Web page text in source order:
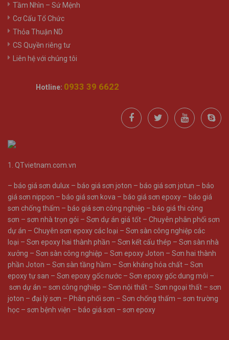
Tầm Nhìn – Sứ Mệnh
Cơ Cấu Tổ Chức
Thỏa Thuận ND
CS Quyền riêng tư
Liên hệ với chúng tôi
Hotline: 0933 39 6622
1. QTvietnam.com.vn
– báo giá sơn dulux – báo giá sơn joton – báo giá sơn jotun – báo
giá sơn nippon – báo giá sơn kova – báo giá sơn epoxy – báo giá
sơn chống thấm – báo giá sơn công nghiệp – báo giá thi công
sơn – sơn nhà trọn gói – Sơn dự án giá tốt – Chuyên phân phối sơn
dự án – Chuyên sơn epoxy các loại – Sơn sàn công nghiệp các
loại – Sơn epoxy hai thành phần – Sơn kết cấu thép – Sơn sàn nhà
xưởng – Sơn sàn công nghiệp – Sơn epoxy Joton – Sơn hai thành
phần Joton – Sơn sàn tầng hầm – Sơn kháng hóa chất – Sơn
epoxy tự san – Sơn epoxy gốc nước – Sơn epoxy gốc dung môi –
sơn dự án – sơn công nghiệp – Sơn nội thất – Sơn ngoại thất – sơn
joton – đại lý sơn – Phân phối sơn – Sơn chống thấm – sơn trường
học – sơn bệnh viện – báo giá sơn – sơn epoxy